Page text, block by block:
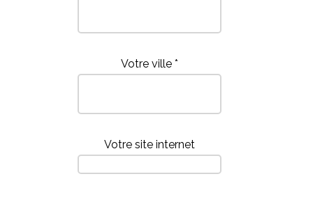
Votre ville *
Votre site internet